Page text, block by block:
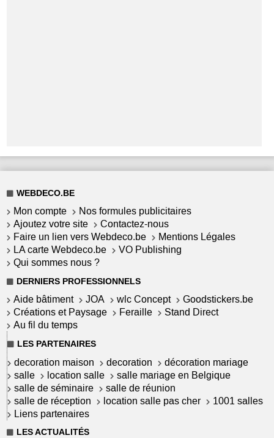
WEBDECO.BE
Mon compte
Nos formules publicitaires
Ajoutez votre site
Contactez-nous
Faire un lien vers Webdeco.be
Mentions Légales
LA carte Webdeco.be
VO Publishing
Qui sommes nous ?
DERNIERS PROFESSIONNELS
Aide bâtiment JOA wlc Concept
Goodstickers.be
Créations et Paysage
Feraille
Stand Direct
Au fil du temps
LES PARTENAIRES
decoration maison decoration
décoration mariage
salle
location salle
salle mariage en Belgique
salle de séminaire
salle de réunion
salle de réception
location salle pas cher
1001 salles
Liens partenaires
LES ACTUALITÉS